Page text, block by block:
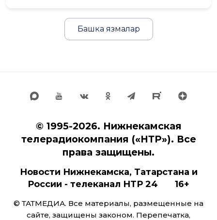
Башка язмалар
© 1995-2026. Нижнекамская
телерадиокомпания («НТР»). Все
права защищены.
Новости Нижнекамска, Татарстана и
России - телеканал НТР 24 16+
© ТАТМЕДИА. Все материалы, размещенные на
сайте, защищены законом. Перепечатка,